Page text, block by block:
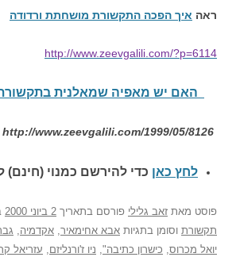
ראה איך הפכה התקשורת מושחתת ורדודה
http://www.zeevgalili.com/?p=6114
האם יש מאפיה שמאלנית
לחץ כאן כדי להירשם כמנוי (חינם)
פוסט מאת זאב גלילי פורסם בתאריך 2 ביוני 2000
תקשורת וסומן בתגיות אבא אחימאיר, אקדמיה,
יואל מכרוס, כישרון כתיבה", ניו ז'ורנליזם, עזריאל